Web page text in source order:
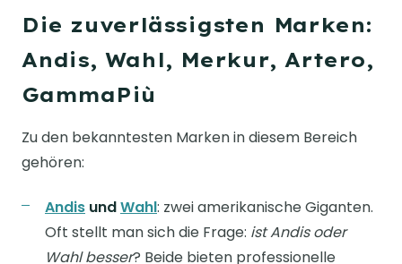
Die zuverlässigsten Marken:
Andis, Wahl, Merkur, Artero,
GammaPiù
Zu den bekanntesten Marken in diesem Bereich
gehören:
Andis undWahl: zwei amerikanische Giganten.
Oft stellt man sich die Frage: ist Andis oder
Wahl besser? Beide bieten professionelle